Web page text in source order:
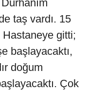
taş vardı. 15
Hastaneye gitti;
başlayacaktı,
doğum
Çok